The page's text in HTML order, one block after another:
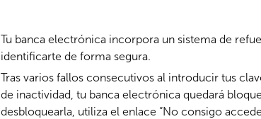
Tu banca electrónica incorpora un sistema de
identificarte de forma segura.
Tras varios fallos consecutivos al introducir tus
de inactividad, tu banca electrónica quedará
desbloquearla, utiliza el enlace “No consigo